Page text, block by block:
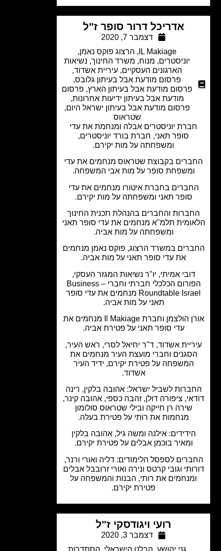
אדריכל דרור סופר ז"ל
דצמבר 7, 2020
IL Makiage
,הרצוג פוקס נאמן,
יוניסטרים,מנוח,משרד החינוך, נשיאות
הארגונים העסקיים,עיריית אשדוד,
פרסום מודעת אבל בעיתון גלובס,
פרסום מודעת אבל בעיתון הארץ,פרסום
מודעת אבל בעיתון ידיעות אחרונות,
פרסום מודעת אבל בעיתון ישראל היום,
שטראוס
יוניסטרים אבלה ומנחמת את עדי
סופר תאני, חברת בורד יוניסטרים,
ומשפחתה על מות יקירם.
בקבוצת שטראוס מנחמים את עדי
ומשפחת סופר על מות אבי המשפחה.
בחברת איטורו מנחמים את עדי
סופר תאני ומשפחתה על מות יקירם.
והחברים בהנהלת תכנית החינוך
תלמ"א מנחמים את עדי סופר תאני
ומשפחתה על מות אביה.
במשרד הרצוג, פוקס נאמן מנחמים
את עדי סופר תאני על מות אביה.
דובי אמיתי, יו"ר נשיאות המגזר העסקי,
הפורום הכלכלי חברתי וחברי – Business
Roundtable Israel מנחמים את עדי סופר
תאני על מות אביה.
אורן הולצמן וחברת Il Makiage מנחמים את
עדי סופר תאני על פטירת אביה.
אשדוד, ד"ר יחיאל לסרי, ראש העיר,
וחברי מועצת העיר מנחמים את
המשפחה על פטירת יקירם, ידיד העיר
לשביל ישראל: אהובה בלקין, רינה
ציפורה דולן, זהבה כספי, אהובה קינר,
שירה רן חייקה ובילי שטראוס סולומון
מנחמות את רותי על פטירת בעלה.
הידידים: אילנה ומשה גיל, אהובה בלקין
ומאיר בוכמן אבלים על פטירת יקירם.
לספסל הלימודים: דליה ואורי ורנר,
וגובי קרטס ונירה ואורי זרובבל אבלים
את רותי, הבנות והמשפחה על
פטירת יקירם.
רועי ויגודסקי ז"ל
דצמבר 3, 2020
גני יהושע, הבלט הישראלי,הסתדרות